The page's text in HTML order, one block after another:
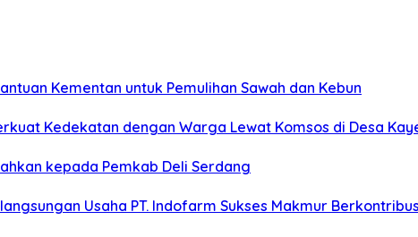
Kementan untuk Pemulihan Sawah dan Kebun
Kedekatan dengan Warga Lewat Komsos di Desa
kepada Pemkab Deli Serdang
Usaha PT. Indofarm Sukses Makmur